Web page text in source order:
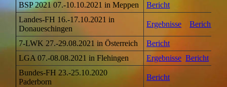
BSP 2021 07.-10.10.2021 in Meppen
Bericht
Landes-FH 16.-17.10.2021 in
Donaueschingen
Ergebnisse Bericht
7-LWK 27.-29.08.2021 in Österreich
Bericht
LGA 07.-08.08.2021 in Flehingen
Ergebnisse Bericht
Bundes-FH 23.-25.10.2020
Paderborn
Bericht